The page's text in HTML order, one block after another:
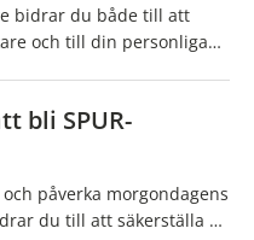
bidrar du både till att
och till din personliga
bli SPUR-
påverka morgondagens
du till att säkerställa en